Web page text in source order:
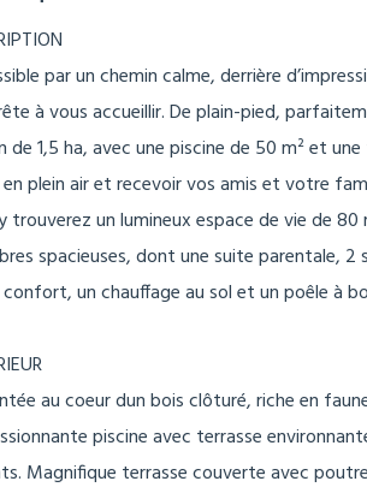
par un chemin calme, derrière
à vous accueillir. De plain-pied,
de 1,5 ha, avec une piscine de 50 m² et
plein air et recevoir vos amis et votre
trouverez un lumineux espace de vie de
spacieuses, dont une suite parentale, 2
un chauffage au sol et un poêle à
au coeur dun bois clôturé, riche en
piscine avec terrasse
Magnifique terrasse couverte avec